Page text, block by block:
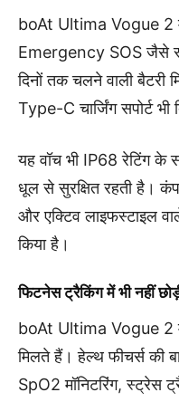
boAt Ultima Vogue
Emergency SOS जैसे
दिनों तक चलने वाली बैटरी
Type-C चार्जिंग सपोर्ट भी
यह वॉच भी IP68 रेटिंग के
धूल से सुरक्षित रहती है।
और एक्टिव लाइफस्टाइल
किया है।
फिटनेस ट्रैकिंग में भी नहीं
boAt Ultima Vogue 2
मिलते हैं। हेल्थ फीचर्स की
SpO2 मॉनिटरिंग, स्ट्रेस